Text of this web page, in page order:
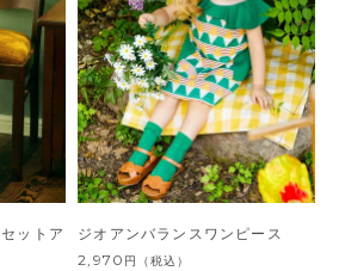
ットア
ジオアンバランスワンピース
2,970 円 （税込）